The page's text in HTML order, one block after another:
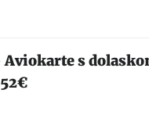
Aviokarte s